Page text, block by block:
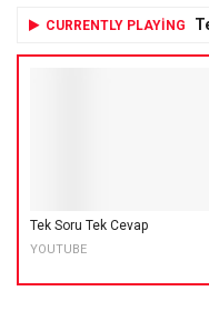
CURRENTLY PLAYING
Tek Soru Tek Cevap
YOUTUBE